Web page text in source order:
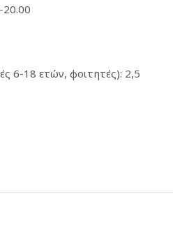
20.00
6-18 ετών, φοιτητές): 2,5